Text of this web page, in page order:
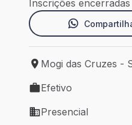
Inscrições encerradas
Local de trabalho:
Mogi das Cruzes -
Tipo de vaga: Efetivo
Efetivo
Modelo de trabalho:
Presencial